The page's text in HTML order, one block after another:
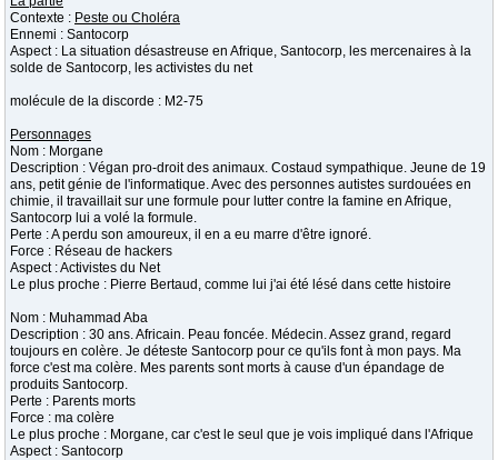
Contexte : Peste ou Choléra
Ennemi : Santocorp
Aspect : La situation désastreuse en Afrique, Santocorp, les mercenaires à la
solde de Santocorp, les activistes du net
molécule de la discorde : M2-75
Personnages
Nom : Morgane
Description : Végan pro-droit des animaux. Costaud sympathique. Jeune de 19
ans, petit génie de l'informatique. Avec des personnes autistes surdouées en
chimie, il travaillait sur une formule pour lutter contre la famine en Afrique,
Santocorp lui a volé la formule.
Perte : A perdu son amoureux, il en a eu marre d'être ignoré.
Force : Réseau de hackers
Aspect : Activistes du Net
Le plus proche : Pierre Bertaud, comme lui j'ai été lésé dans cette histoire
Nom : Muhammad Aba
Description : 30 ans. Africain. Peau foncée. Médecin. Assez grand, regard
toujours en colère. Je déteste Santocorp pour ce qu'ils font à mon pays. Ma
force c'est ma colère. Mes parents sont morts à cause d'un épandage de
produits Santocorp.
Perte : Parents morts
Force : ma colère
Le plus proche : Morgane, car c'est le seul que je vois impliqué dans l'Afrique
Aspect : Santocorp